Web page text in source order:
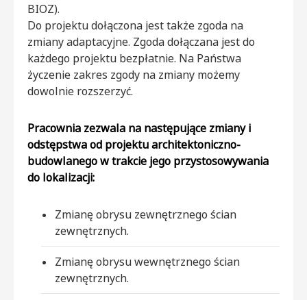
BIOZ).
Do projektu dołączona jest także zgoda na
zmiany adaptacyjne. Zgoda dołączana jest do
każdego projektu bezpłatnie. Na Państwa
życzenie zakres zgody na zmiany możemy
dowolnie rozszerzyć.
Pracownia zezwala na następujące zmiany i
odstępstwa od projektu architektoniczno-
budowlanego w trakcie jego przystosowywania
do lokalizacji:
Zmianę obrysu zewnętrznego ścian
zewnętrznych.
Zmianę obrysu wewnętrznego ścian
zewnętrznych.